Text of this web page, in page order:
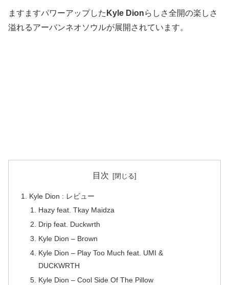
ますますパワーアップした Kyle Dionらしさ全開の楽しさ
溢れるアーバンネオソウルが展開されています。
目次
Kyle Dion : レビュー
Hazy feat. Tkay Maidza
Drip feat. Duckwrth
Kyle Dion – Brown
Kyle Dion – Play Too Much feat. UMI &
DUCKWRTH
Kyle Dion – Cool Side Of The Pillow